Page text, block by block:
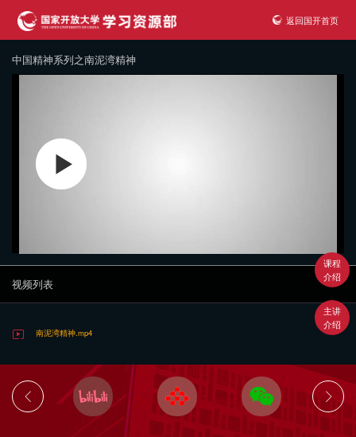
返回国开首页
课程
介绍
主讲
介绍
中国精神系列之南泥湾精神
视频列表
南泥湾精神.mp4